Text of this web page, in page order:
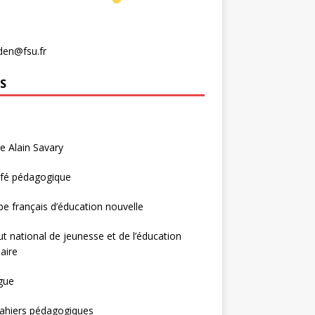
Alain Savary
pédagogique
français d’éducation nouvelle
national de jeunesse et de l’éducation
pédagogiques